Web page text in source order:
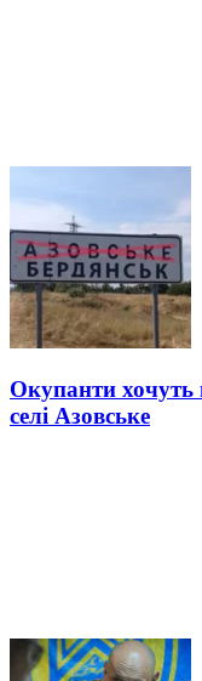
Окупанти
селі Азовське